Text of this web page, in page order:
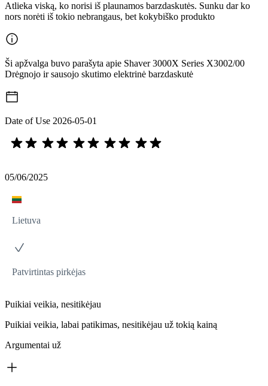
Atlieka viską, ko norisi iš plaunamos barzdaskutės. Sunku dar ko
nors norėti iš tokio nebrangaus, bet kokybiško produkto
Ši apžvalga buvo parašyta apie Shaver 3000X Series X3002/00
Drėgnojo ir sausojo skutimo elektrinė barzdaskutė
Date of Use 2026-05-01
05/06/2025
Lietuva
Patvirtintas pirkėjas
Puikiai veikia, nesitikėjau
Puikiai veikia, labai patikimas, nesitikėjau už tokią kainą
Argumentai už